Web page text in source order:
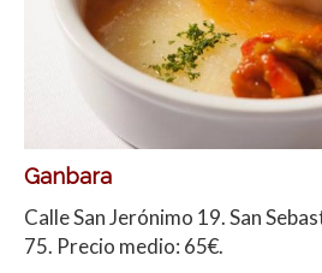
Ganbara
Calle San Jerónimo 19. San
75. Precio medio: 65€.